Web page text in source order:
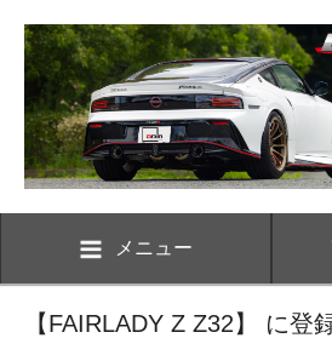
メニュー
【FAIRLADY Z Z32】 に登